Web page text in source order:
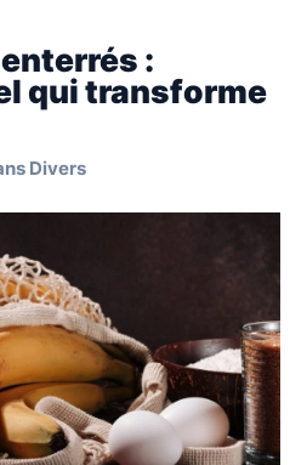
:
qui transforme
Divers